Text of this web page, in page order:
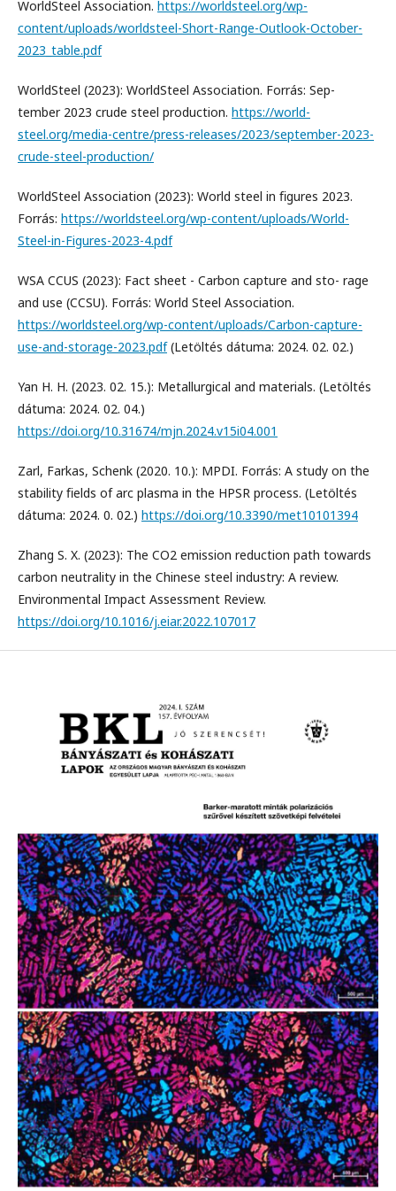
WorldSteel Association. https://worldsteel.org/wp-
content/uploads/worldsteel-Short-Range-Outlook-October-
2023_table.pdf
WorldSteel (2023): WorldSteel Association. Forrás: Sep-
tember 2023 crude steel production. https://world-
steel.org/media-centre/press-releases/2023/september-2023-
crude-steel-production/
WorldSteel Association (2023): World steel in ﬁgures 2023.
Forrás: https://worldsteel.org/wp-content/uploads/World-
Steel-in-Figures-2023-4.pdf
WSA CCUS (2023): Fact sheet - Carbon capture and sto- rage
and use (CCSU). Forrás: World Steel Association.
https://worldsteel.org/wp-content/uploads/Carbon-capture-
use-and-storage-2023.pdf(Letöltés dátuma: 2024. 02. 02.)
Yan H. H. (2023. 02. 15.): Metallurgical and materials. (Letöltés
dátuma: 2024. 02. 04.)
https://doi.org/10.31674/mjn.2024.v15i04.001
Zarl, Farkas, Schenk (2020. 10.): MPDI. Forrás: A study on the
stability ﬁelds of arc plasma in the HPSR process. (Letöltés
dátuma: 2024. 0. 02.) https://doi.org/10.3390/met10101394
Zhang S. X. (2023): The CO2 emission reduction path towards
carbon neutrality in the Chinese steel industry: A review.
Environmental Impact Assessment Review.
https://doi.org/10.1016/j.eiar.2022.107017